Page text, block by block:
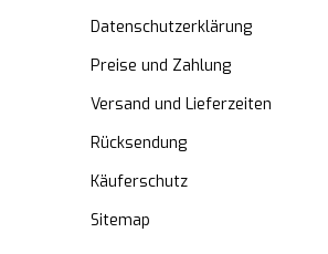
Datenschutzerklärung
Preise und Zahlung
Versand und Lieferzeiten
Rücksendung
Käuferschutz
Sitemap